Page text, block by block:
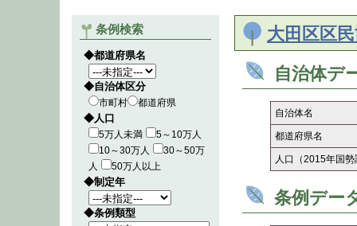
条例検索
◆都道府県名
◆自治体区分
市町村 都道府県
◆人口
5万人未満
5～10万人
10～30万人
30～50万
人
50万人以上
◆制定年
◆条例類型
大田区区
自治体デ
自治体名
都道府県名
人口（2015年国勢
条例デー